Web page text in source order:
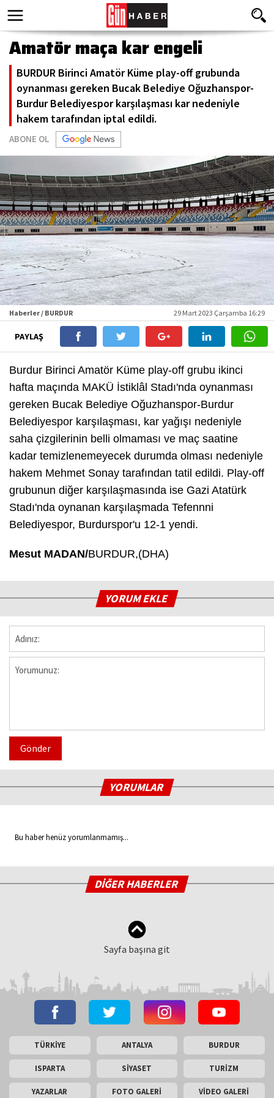
Amatör maça kar engeli
BURDUR Birinci Amatör Küme play-off grubunda
oynanması gereken Bucak Belediye Oğuzhanspor-
Burdur Belediyespor karşılaşması kar nedeniyle
hakem tarafından iptal edildi.
ABONE OL
Haberler / BURDUR 29 Mart 2023 Çarşamba 16:29
PAYLAŞ
Burdur Birinci Amatör Küme play-off grubu ikinci
hafta maçında MAKÜ İstiklâl Stadı'nda oynanması
gereken Bucak Belediye Oğuzhanspor-Burdur
Belediyespor karşılaşması, kar yağışı nedeniyle
saha çizgilerinin belli olmaması ve maç saatine
kadar temizlenemeyecek durumda olması nedeniyle
hakem Mehmet Sonay tarafından tatil edildi. Play-off
grubunun diğer karşılaşmasında ise Gazi Atatürk
Stadı'nda oynanan karşılaşmada Tefennni
Belediyespor, Burdurspor'u 12-1 yendi.
Mesut MADAN/BURDUR,(DHA)
YORUM EKLE
Gönder
YORUMLAR
Bu haber henüz yorumlanmamış...
DİĞER HABERLER
Sayfa başına git
TÜRKİYE ANTALYA BURDUR
ISPARTA SİYASET TURİZM
YAZARLAR FOTO GALERİ VİDEO GALERİ